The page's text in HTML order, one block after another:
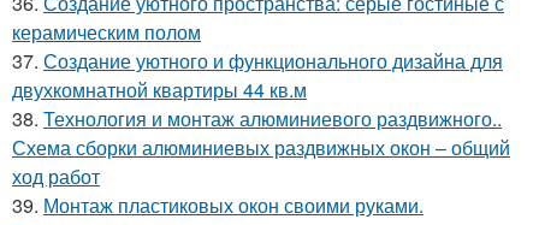
керамическим полом
37. Создание уютного и функционального дизайна для
двухкомнатной квартиры 44 кв.м
38. Технология и монтаж алюминиевого раздвижного..
Схема сборки алюминиевых раздвижных окон – общий
ход работ
39. Монтаж пластиковых окон своими руками.